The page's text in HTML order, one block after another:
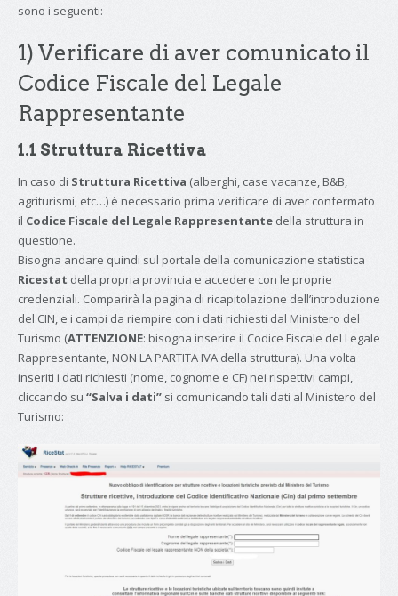
sono i seguenti:
1) Verificare di aver comunicato il
Codice Fiscale del Legale
Rappresentante
1.1 Struttura Ricettiva
In caso di Struttura Ricettiva (alberghi, case vacanze, B&B,
agriturismi, etc…) è necessario prima verificare di aver confermato
il Codice Fiscale del Legale Rappresentante della struttura in
questione.
Bisogna andare quindi sul portale della comunicazione statistica
Ricestat della propria provincia e accedere con le proprie
credenziali. Comparirà la pagina di ricapitolazione dell’introduzione
del CIN, e i campi da riempire con i dati richiesti dal Ministero del
Turismo (ATTENZIONE: bisogna inserire il Codice Fiscale del Legale
Rappresentante, NON LA PARTITA IVA della struttura). Una volta
inseriti i dati richiesti (nome, cognome e CF) nei rispettivi campi,
cliccando su “Salva i dati” si comunicando tali dati al Ministero del
Turismo: